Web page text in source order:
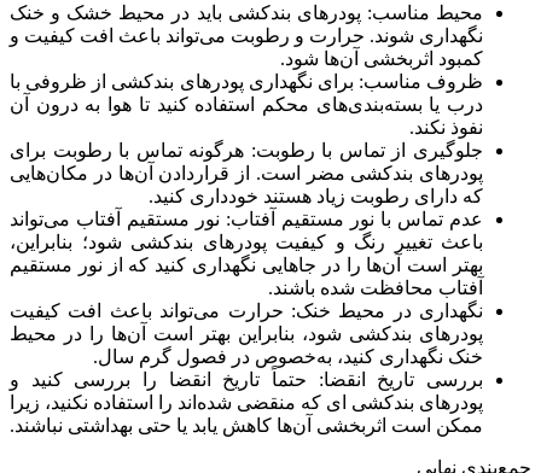
محیط مناسب: پودرهای بندکشی باید در محیط خشک و خنک
نگهداری شوند. حرارت و رطوبت می‌تواند باعث افت کیفیت و
کمبود اثربخشی آن‌ها شود.
ظروف مناسب: برای نگهداری پودرهای بندکشی از ظروفی با
درب یا بسته‌بندی‌های محکم استفاده کنید تا هوا به درون آن
نفوذ نکند.
جلوگیری از تماس با رطوبت: هرگونه تماس با رطوبت برای
پودرهای بندکشی مضر است. از قراردادن آن‌ها در مکان‌هایی
که دارای رطوبت زیاد هستند خودداری کنید.
عدم تماس با نور مستقیم آفتاب: نور مستقیم آفتاب می‌تواند
باعث تغییر رنگ و کیفیت پودرهای بندکشی شود؛ بنابراین،
بهتر است آن‌ها را در جاهایی نگهداری کنید که از نور مستقیم
آفتاب محافظت شده باشند.
نگهداری در محیط خنک: حرارت می‌تواند باعث افت کیفیت
پودرهای بندکشی شود، بنابراین بهتر است آن‌ها را در محیط
خنک نگهداری کنید، به‌خصوص در فصول گرم سال.
بررسی تاریخ انقضا: حتماً تاریخ انقضا را بررسی کنید و
پودرهای بندکشی ای که منقضی شده‌اند را استفاده نکنید، زیرا
ممکن است اثربخشی آن‌ها کاهش یابد یا حتی بهداشتی نباشند.
جمع‌بندی نهایی